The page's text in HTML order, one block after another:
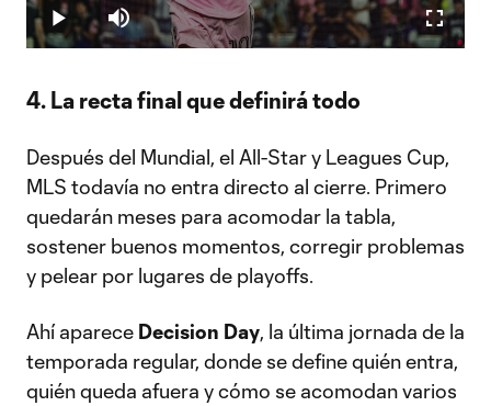
Video
Play Mute
31.25%
4. La recta final que definirá todo
Después del Mundial, el All-Star y Leagues Cup,
MLS todavía no entra directo al cierre. Primero
quedarán meses para acomodar la tabla,
sostener buenos momentos, corregir problemas
y pelear por lugares de playoffs.
Ahí aparece Decision Day, la última jornada de la
temporada regular, donde se define quién entra,
quién queda afuera y cómo se acomodan varios